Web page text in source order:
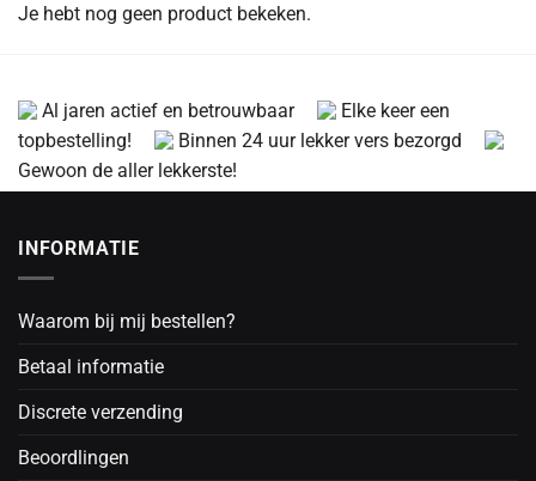
Je hebt nog geen product bekeken.
Al jaren actief en betrouwbaar
Elke keer een
topbestelling!
Binnen 24 uur lekker vers bezorgd
Gewoon de aller lekkerste!
INFORMATIE
Waarom bij mij bestellen?
Betaal informatie
Discrete verzending
Beoordlingen